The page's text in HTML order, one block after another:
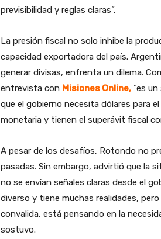
previsibilidad y reglas claras”.
La presión fiscal no solo inhibe la
capacidad exportadora del país.
generar divisas, enfrenta un dilema.
entrevista con Misiones Online,“es un
que el gobierno necesita dólares para
monetaria y tienen el superávit fiscal
A pesar de los desafíos, Rotondo no
pasadas. Sin embargo, advirtió que la
no se envían señales claras desde el
diverso y tiene muchas realidades,
convalida, está pensando en la
sostuvo.